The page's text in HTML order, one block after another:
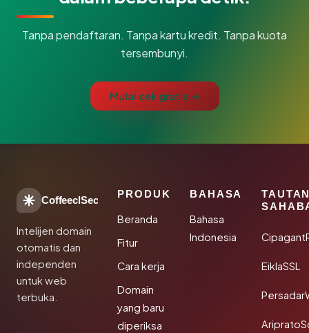
Tanpa pendaftaran. Tanpa kartu kredit. Tanpa kuota
tersembunyi.
Mulai cek gratis →
CoffeeclSec
Intelijen domain
otomatis dan
independen
untuk web
terbuka.
PRODUK
Beranda
Fitur
Cara kerja
Domain
yang baru
diperiksa
BAHASA
Bahasa
Indonesia
EiklaSSL